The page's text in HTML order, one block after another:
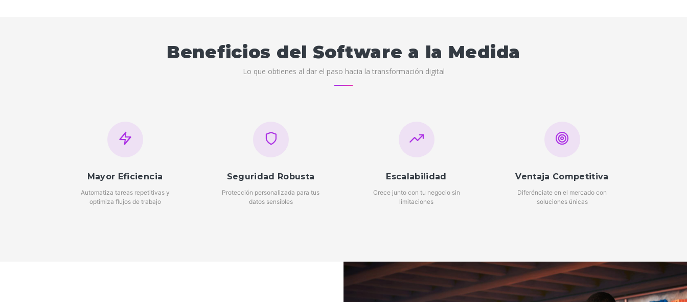
Beneficios del Software a la Medida
Lo que obtienes al dar el paso hacia la transformación digital
Mayor Eficiencia
Automatiza tareas repetitivas y
optimiza flujos de trabajo
Seguridad Robusta
Protección personalizada para tus
datos sensibles
Escalabilidad
Crece junto con tu negocio sin
limitaciones
Ventaja Competitiva
Diferénciate en el mercado con
soluciones únicas